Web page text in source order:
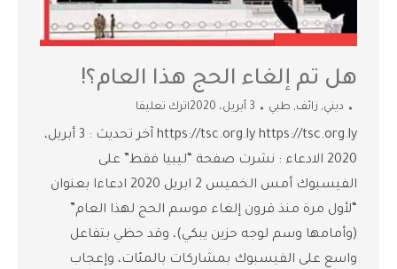
هل تم إلغاء الحج هذا العام؟!
ديني, زائف, طبي 3 أبريل، 2020 اترك تعليقا
https://tsc.org.ly https://tsc.org.ly آخر تحديث : 3 أبريل،
2020 الادعاء : نشرت صفحة “ليبيا فقط” على
الفيسبوك أمس الخميس 2 ابريل 2020 ادعاءا بعنوان
“لأول مرة منذ قرون إلغاء موسم الحج لهذا العام”
(وأمامها وسم لوجه حزين يبكي)، وقد حظي بتفاعل
واسع على الفيسبوك بمشاركات بالمئات، وإعجاب